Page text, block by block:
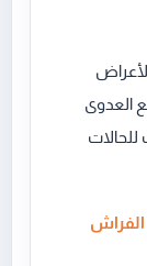
العدوى
للحالات